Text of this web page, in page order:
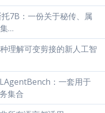
7B：一份关于秘传、属
…
理解可变剪接的新人工智
：一套用于
集合